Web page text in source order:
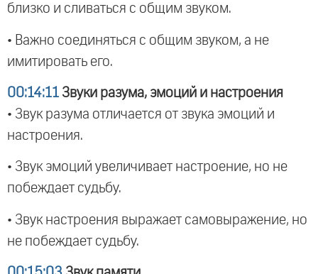
близко и сливаться с общим звуком.
• Важно соединяться с общим звуком, а не
имитировать его.
00:14:11 Звуки разума, эмоций и настроения
• Звук разума отличается от звука эмоций и
настроения.
• Звук эмоций увеличивает настроение, но не
побеждает судьбу.
• Звук настроения выражает самовыражение, но
не побеждает судьбу.